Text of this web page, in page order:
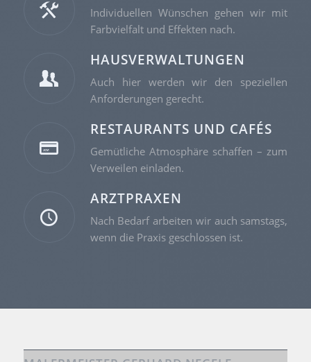
Individuellen Wünschen gehen wir mit
Farbvielfalt und Effekten nach.
HAUSVERWALTUNGEN
Auch hier werden wir den speziellen
Anforderungen gerecht.
RESTAURANTS UND CAFÉS
Gemütliche Atmosphäre schaffen – zum
Verweilen einladen.
ARZTPRAXEN
Nach Bedarf arbeiten wir auch samstags,
wenn die Praxis geschlossen ist.